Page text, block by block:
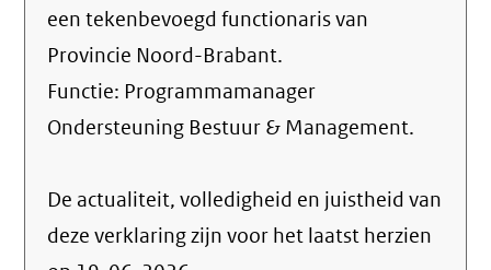
een tekenbevoegd functionaris van
Provincie Noord-Brabant.
Functie: Programmamanager
Ondersteuning Bestuur & Management.
De actualiteit, volledigheid en juistheid van
deze verklaring zijn voor het laatst herzien